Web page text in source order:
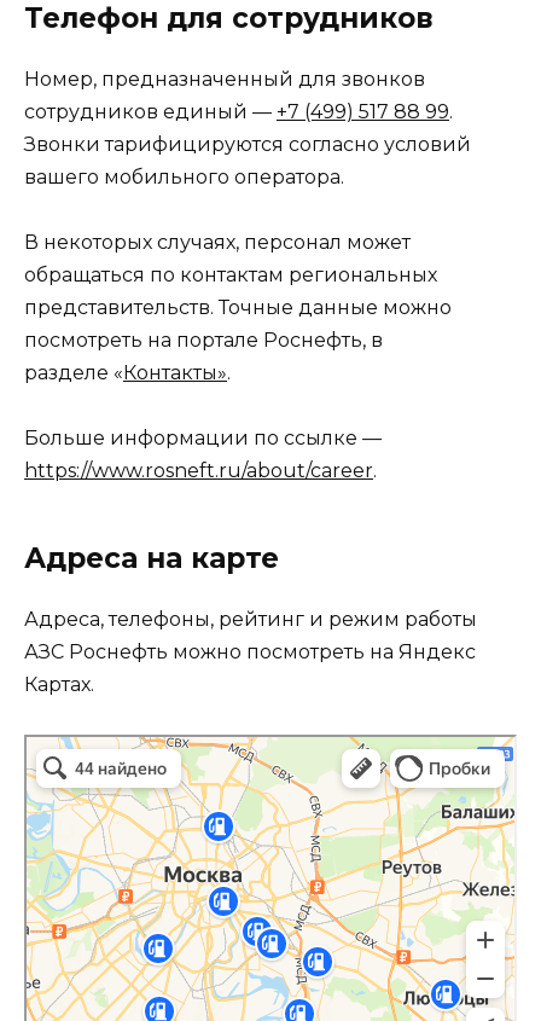
Телефон для сотрудников
Номер, предназначенный для звонков
сотрудников единый — +7 (499) 517 88 99.
Звонки тарифицируются согласно условий
вашего мобильного оператора.
В некоторых случаях, персонал может
обращаться по контактам региональных
представительств. Точные данные можно
посмотреть на портале Роснефть, в
разделе « Контакты».
Больше информации по ссылке —
https://www.rosneft.ru/about/career.
Адреса на карте
Адреса, телефоны, рейтинг и режим работы
АЗС Роснефть можно посмотреть на Яндекс
Картах.